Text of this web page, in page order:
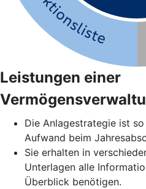
Leistungen einer
Die Anlagestrategie ist
Aufwand beim
Sie erhalten in
Unterlagen alle
Überblick benötigen.